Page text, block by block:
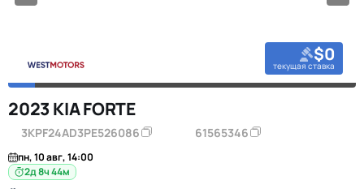
$0
текущая ставка
2023 KIA FORTE
3KPF24AD3PE526086 61565346
пн, 10 авг, 14:00
2д 8ч 44м